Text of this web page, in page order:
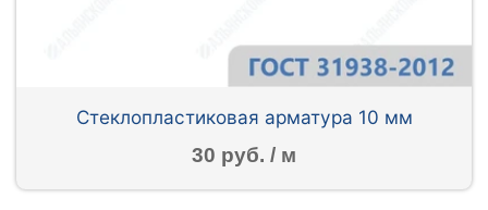
Стеклопластиковая арматура 10 мм
30 руб. / м